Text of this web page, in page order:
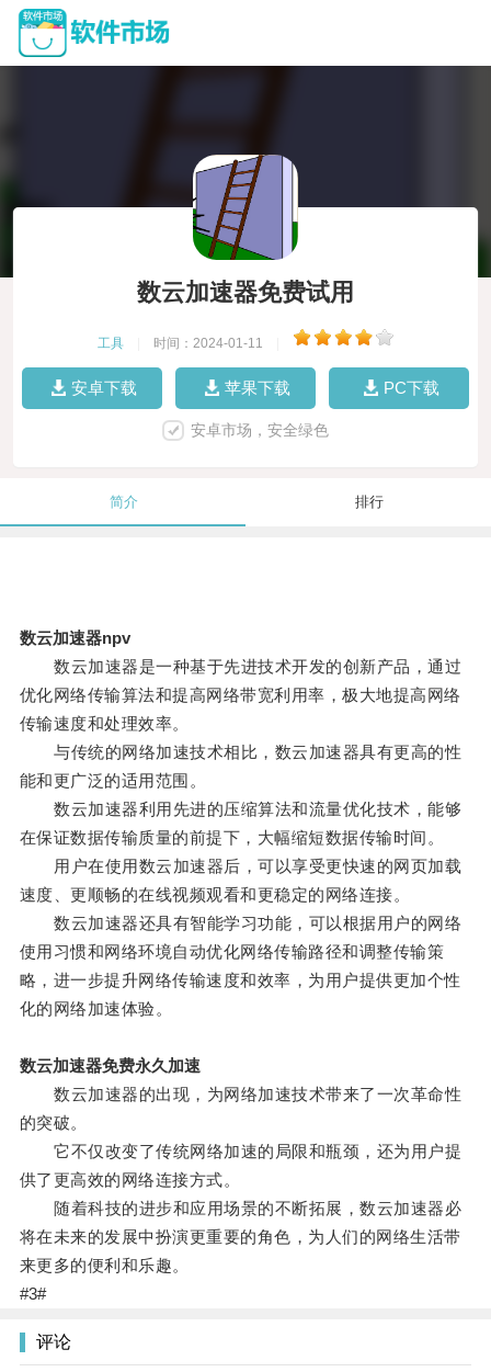
数云加速器免费试用
工具 时间：2024-01-11
安卓下载 苹果下载 PC下载
安卓市场，安全绿色
简介 排行
数云加速器npv
数云加速器是一种基于先进技术开发的创新产品，通过
优化网络传输算法和提高网络带宽利用率，极大地提高网络
传输速度和处理效率。
与传统的网络加速技术相比，数云加速器具有更高的性
能和更广泛的适用范围。
数云加速器利用先进的压缩算法和流量优化技术，能够
在保证数据传输质量的前提下，大幅缩短数据传输时间。
用户在使用数云加速器后，可以享受更快速的网页加载
速度、更顺畅的在线视频观看和更稳定的网络连接。
数云加速器还具有智能学习功能，可以根据用户的网络
使用习惯和网络环境自动优化网络传输路径和调整传输策
略，进一步提升网络传输速度和效率，为用户提供更加个性
化的网络加速体验。
数云加速器免费永久加速
数云加速器的出现，为网络加速技术带来了一次革命性
的突破。
它不仅改变了传统网络加速的局限和瓶颈，还为用户提
供了更高效的网络连接方式。
随着科技的进步和应用场景的不断拓展，数云加速器必
将在未来的发展中扮演更重要的角色，为人们的网络生活带
来更多的便利和乐趣。
#3#
评论